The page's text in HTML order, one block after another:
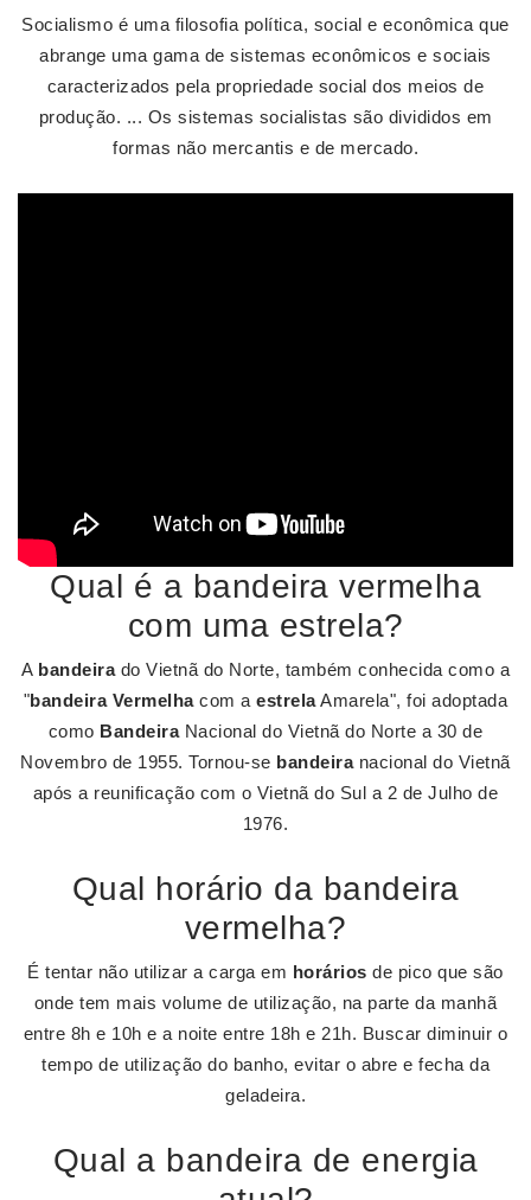
Socialismo é uma filosofia política, social e econômica que
abrange uma gama de sistemas econômicos e sociais
caracterizados pela propriedade social dos meios de
produção. ... Os sistemas socialistas são divididos em
formas não mercantis e de mercado.
Qual é a bandeira vermelha
com uma estrela?
A bandeirado Vietnã do Norte, também conhecida como a
"bandeira Vermelhacom aestrelaAmarela", foi adoptada
como BandeiraNacional do Vietnã do Norte a 30 de
Novembro de 1955. Tornou-se bandeiranacional do Vietnã
após a reunificação com o Vietnã do Sul a 2 de Julho de
1976.
Qual horário da bandeira
vermelha?
É tentar não utilizar a carga em horários de pico que são
onde tem mais volume de utilização, na parte da manhã
entre 8h e 10h e a noite entre 18h e 21h. Buscar diminuir o
tempo de utilização do banho, evitar o abre e fecha da
geladeira.
Qual a bandeira de energia